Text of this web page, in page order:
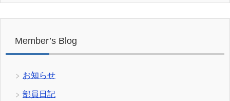
Member’s Blog
お知らせ
部員日記